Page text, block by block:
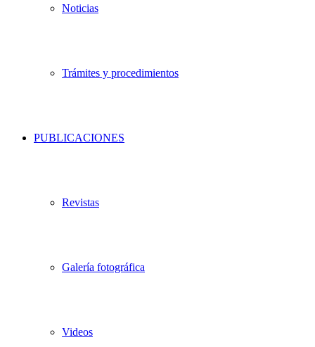
Noticias
Trámites y procedimientos
PUBLICACIONES
Revistas
Galería fotográfica
Videos